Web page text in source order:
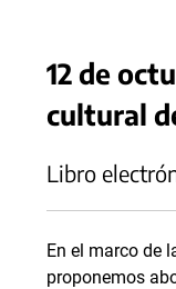
12 de
cultural
Libro
En el marco de
proponemos